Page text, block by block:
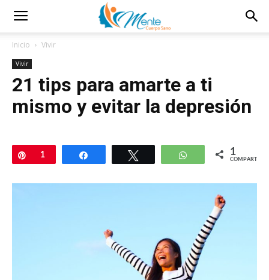
Inicio Vivir
Vivir
21 tips para amarte a ti
mismo y evitar la depresión
Pin
1 Compartir WhatsApp
1
COMPARTIR